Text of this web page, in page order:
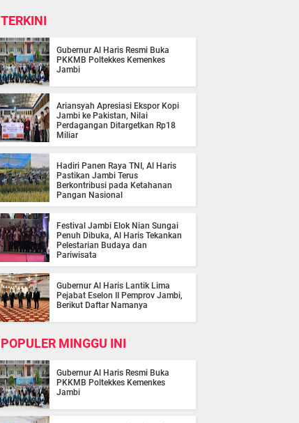
TERKINI
Gubernur Al Haris Resmi Buka
PKKMB Poltekkes Kemenkes
Jambi
Ariansyah Apresiasi Ekspor Kopi
Jambi ke Pakistan, Nilai
Perdagangan Ditargetkan Rp18
Miliar
Hadiri Panen Raya TNI, Al Haris
Pastikan Jambi Terus
Berkontribusi pada Ketahanan
Pangan Nasional
Festival Jambi Elok Nian Sungai
Penuh Dibuka, Al Haris Tekankan
Pelestarian Budaya dan
Pariwisata
Gubernur Al Haris Lantik Lima
Pejabat Eselon II Pemprov Jambi,
Berikut Daftar Namanya
POPULER MINGGU INI
Gubernur Al Haris Resmi Buka
PKKMB Poltekkes Kemenkes
Jambi